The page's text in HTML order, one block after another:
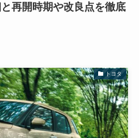
再開時期や改良点を徹底
トヨタ